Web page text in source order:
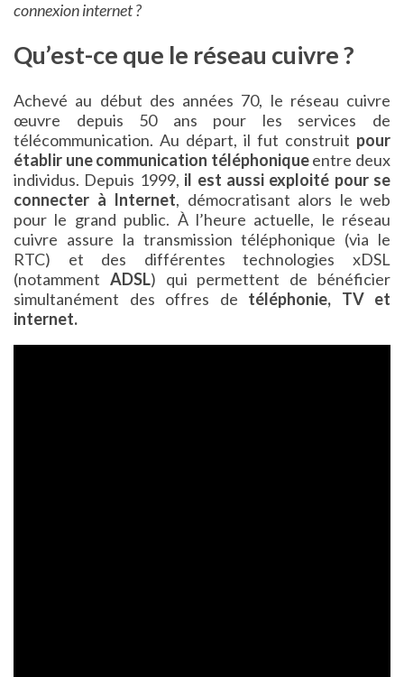
connexion internet ?
Qu’est-ce que le réseau cuivre ?
Achevé au début des années 70, le réseau cuivre
œuvre depuis 50 ans pour les services de
télécommunication. Au départ, il fut construit pour
établir une communication téléphoniqueentre deux
individus. Depuis 1999, il est aussi exploité pour se
connecter à Internet, démocratisant alors le web
pour le grand public. À l’heure actuelle, le réseau
cuivre assure la transmission téléphonique (via le
RTC) et des différentes technologies xDSL
(notamment ADSL) qui permettent de bénéficier
simultanément des offres de téléphonie, TV et
internet.